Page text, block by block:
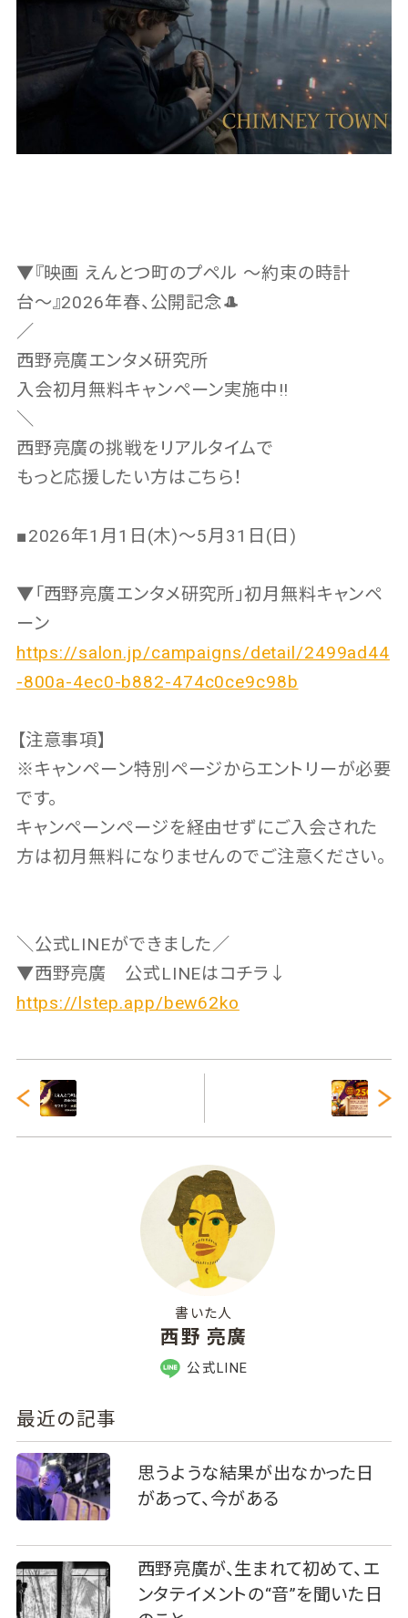
▼『映画 えんとつ町のプペル 〜約束の時計
台〜』2026年春、公開記念🎩
／
西野亮廣エンタメ研究所
入会初月無料キャンペーン実施中‼️
＼
西野亮廣の挑戦をリアルタイムで
もっと応援したい方はこちら！
■2026年1月1日(木)〜5月31日(日)
▼「西野亮廣エンタメ研究所」初月無料キャンペ
ーン
https://salon.jp/campaigns/detail/2499ad44
-800a-4ec0-b882-474c0ce9c98b
【注意事項】
※キャンペーン特別ページからエントリーが必要
です。
キャンペーンページを経由せずにご入会された
方は初月無料になりませんのでご注意ください。
＼公式LINEができました／
▼西野亮廣 公式LINEはコチラ↓
https://lstep.app/bew62ko
書いた人
西野 亮廣
公式LINE
最近の記事
思うような結果が出なかった日
があって、今がある
西野亮廣が、生まれて初めて、エ
ンタテイメントの“音”を聞いた日